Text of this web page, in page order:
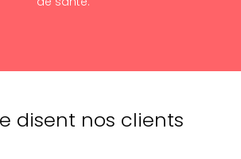
disent nos clients